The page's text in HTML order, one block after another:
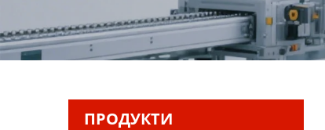
ПРОДУКТИ